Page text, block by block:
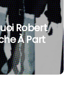
Robert
À Part